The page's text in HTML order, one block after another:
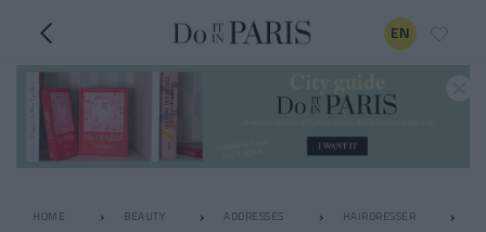
EN
HOME BEAUTY ADDRESSES HAIRDRESSER